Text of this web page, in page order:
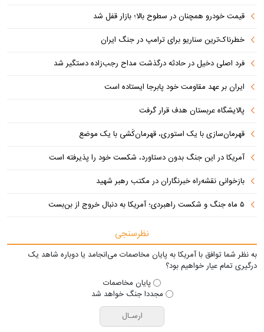
قیمت خودرو همچنان در سطوح بالا؛ بازار قفل شد
خطرناک‌ترین سناریو برای ترامپ در جنگ ایران
فرد اصلی دخیل در حادثه درگذشت مداح رجب‌زاده دستگیر شد
ایران بر عهد مقاومت خود پابرجا ایستاده است
پالایشگاه عربستان هدف قرار گرفت
قهرمان‌سازی با یک استوری، قهرمان‌کُشی با یک موضع
آمریکا در این جنگ بدون دستاورد، شکست خود را پذیرفته است
بازخوانی نقشه‌راه خبرنگاران در مکتب رهبر شهید
۵ ماه جنگ و شکست راهبردی؛ آمریکا به دنبال خروج از بن‌بست
نظرسنجی
به نظر شما توافق با آمریکا به پایان مخاصمات می‌انجامد یا دوباره شاهد یک
درگیری تمام عیار خواهیم بود؟
پایان مخاصمات
مجددا جنگ خواهد شد